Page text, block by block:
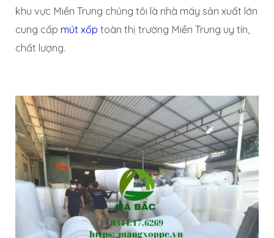
khu vực Miền Trung chúng tôi là nhà máy sản xuất lớn
cung cấp mút xốp toàn thị trường Miền Trung uy tín,
chất lượng.